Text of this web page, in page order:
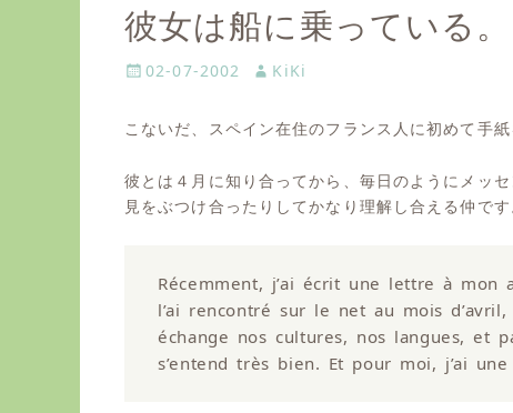
彼女は船に乗っている。
P
t
d
o
02-07-2002
A
h
r
KiKi
こないだ、スペイン在住のフランス人に初めて手紙
彼とは４月に知り合ってから、毎日のようにメッ
見をぶつけ合ったりしてかなり理解し合える仲で
Récemment, j’ai écrit une lettre à mon
l’ai rencontré sur le net au mois
échange nos cultures, nos langues, et
s’entend très bien. Et pour moi, j’ai